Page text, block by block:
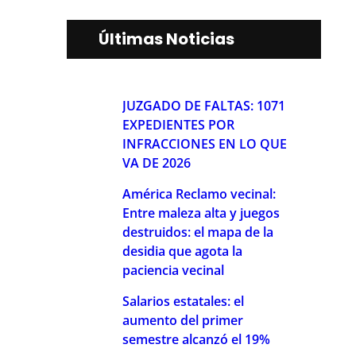
Últimas Noticias
JUZGADO DE FALTAS: 1071
EXPEDIENTES POR
INFRACCIONES EN LO QUE
VA DE 2026
América Reclamo vecinal:
Entre maleza alta y juegos
destruidos: el mapa de la
desidia que agota la
paciencia vecinal
Salarios estatales: el
aumento del primer
semestre alcanzó el 19%